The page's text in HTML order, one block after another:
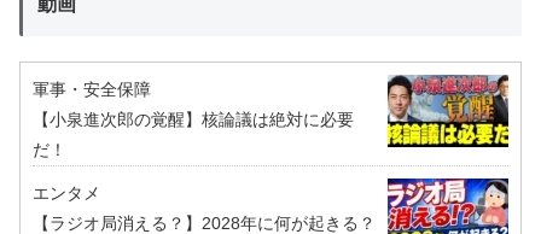
軍事・安全保障
【小泉進次郎の覚醒】核論議は絶対に必要
だ！
エンタメ
【ラジオ局消える？】2028年に何が起きる？